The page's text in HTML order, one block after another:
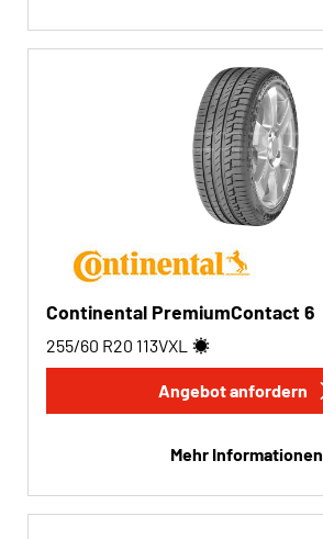
Continental PremiumContact 6
255/60 R20 113VXL
Angebot anfordern
Mehr Informationen